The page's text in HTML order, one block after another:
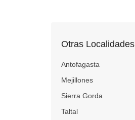
Otras Localidades
Antofagasta
Mejillones
Sierra Gorda
Taltal